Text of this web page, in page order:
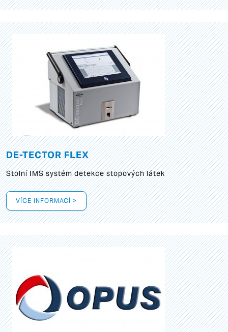
DE-TECTOR FLEX
Stolní IMS systém detekce stopových látek
VÍCE INFORMACÍ >